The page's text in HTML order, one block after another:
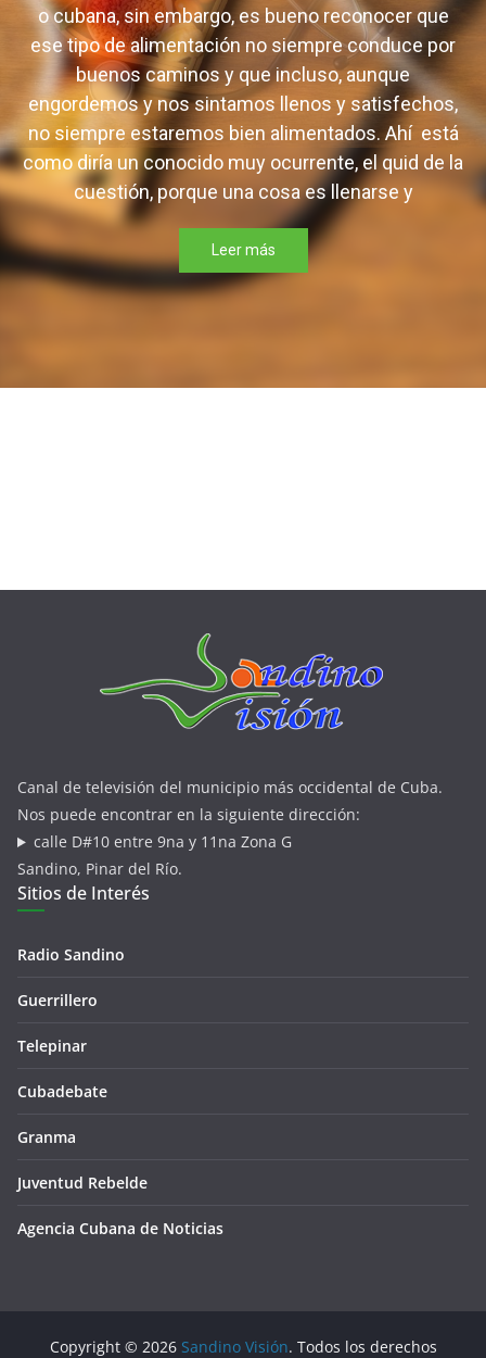
o cubana, sin embargo, es bueno reconocer que
ese tipo de alimentación no siempre conduce por
buenos caminos y que incluso, aunque
engordemos y nos sintamos llenos y satisfechos,
no siempre estaremos bien alimentados. Ahí está
como diría un conocido muy ocurrente, el quid de la
cuestión, porque una cosa es llenarse y
Leer más
Canal de televisión del municipio más occidental de Cuba.
Nos puede encontrar en la siguiente dirección:
calle D#10 entre 9na y 11na Zona G
Sandino, Pinar del Río.
Sitios de Interés
Radio Sandino
Guerrillero
Telepinar
Cubadebate
Granma
Juventud Rebelde
Agencia Cubana de Noticias
Copyright © 2026 Sandino Visión. Todos los derechos